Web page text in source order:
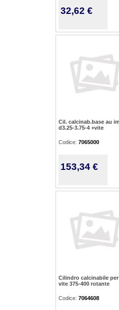
32,62 €
Cil. calcinab.base au
d3.25-3.75-4 +vite
Codice: 7065000
153,34 €
Cilindro calcinabile per
vite 375-400 rotante
Codice: 7064608